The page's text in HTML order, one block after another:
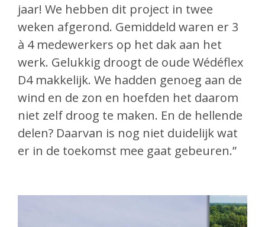
jaar! We hebben dit project in twee
weken afgerond. Gemiddeld waren er 3
à 4 medewerkers op het dak aan het
werk. Gelukkig droogt de oude Wédéflex
D4 makkelijk. We hadden genoeg aan de
wind en de zon en hoefden het daarom
niet zelf droog te maken. En de hellende
delen? Daarvan is nog niet duidelijk wat
er in de toekomst mee gaat gebeuren.”